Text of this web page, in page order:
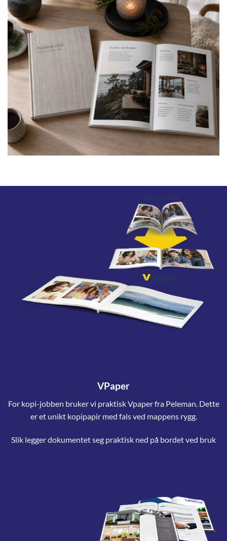
VPaper
For kopi-jobben bruker vi praktisk Vpaper fra Peleman. Dette
er et unikt kopipapir med fals ved mappens rygg.
Slik legger dokumentet seg praktisk ned på bordet ved bruk